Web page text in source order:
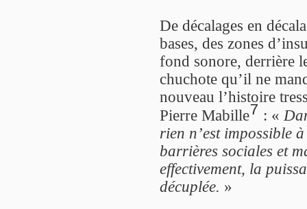
De décalages en
bases, des zones
fond sonore, derrière
chuchote qu’il ne
nouveau l’histoire
Pierre Mabille7 : «
rien n’est impossible
barrières sociales et
effectivement, la
décuplée. »